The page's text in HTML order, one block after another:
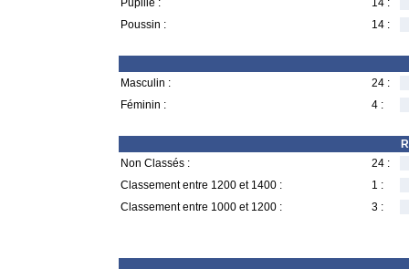
Pupille :
14 :
Poussin :
14 :
Masculin :
24 :
Féminin :
4 :
Non Classés :
24 :
Classement entre 1200 et 1400 :
1 :
Classement entre 1000 et 1200 :
3 :